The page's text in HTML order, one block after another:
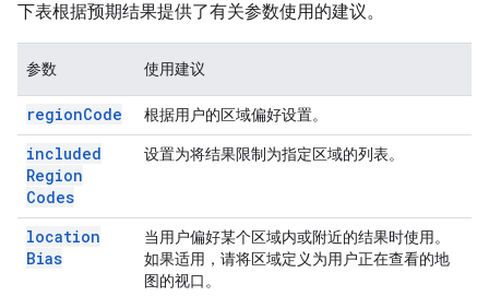
下表根据预期结果提供了有关参数使用的建议。
参数 使用建议
regionCode 根据用户的区域偏好设置。
included
Region
Codes
设置为将结果限制为指定区域的列表。
location
Bias
当用户偏好某个区域内或附近的结果时使用。
如果适用，请将区域定义为用户正在查看的地
图的视口。